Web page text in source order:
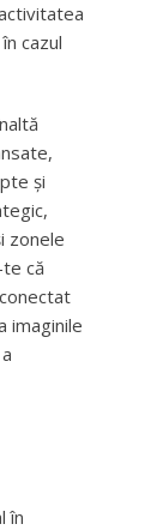
cazul
și
zonele
că
imaginile
în